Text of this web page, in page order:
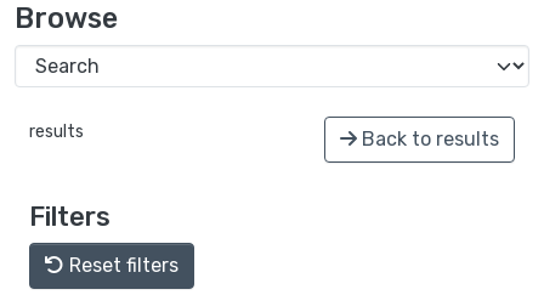
Browse
results Back to results
Filters
Reset filters